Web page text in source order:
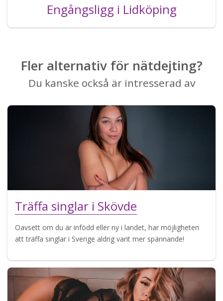
Engångsligg i Lidköping
Fler alternativ för nätdejting?
Du kanske också är intresserad av
Träffa singlar i Skövde
Oavsett om du är infödd eller ny i landet, har möjligheten
att träffa singlar i Sverige aldrig varit mer spännande!